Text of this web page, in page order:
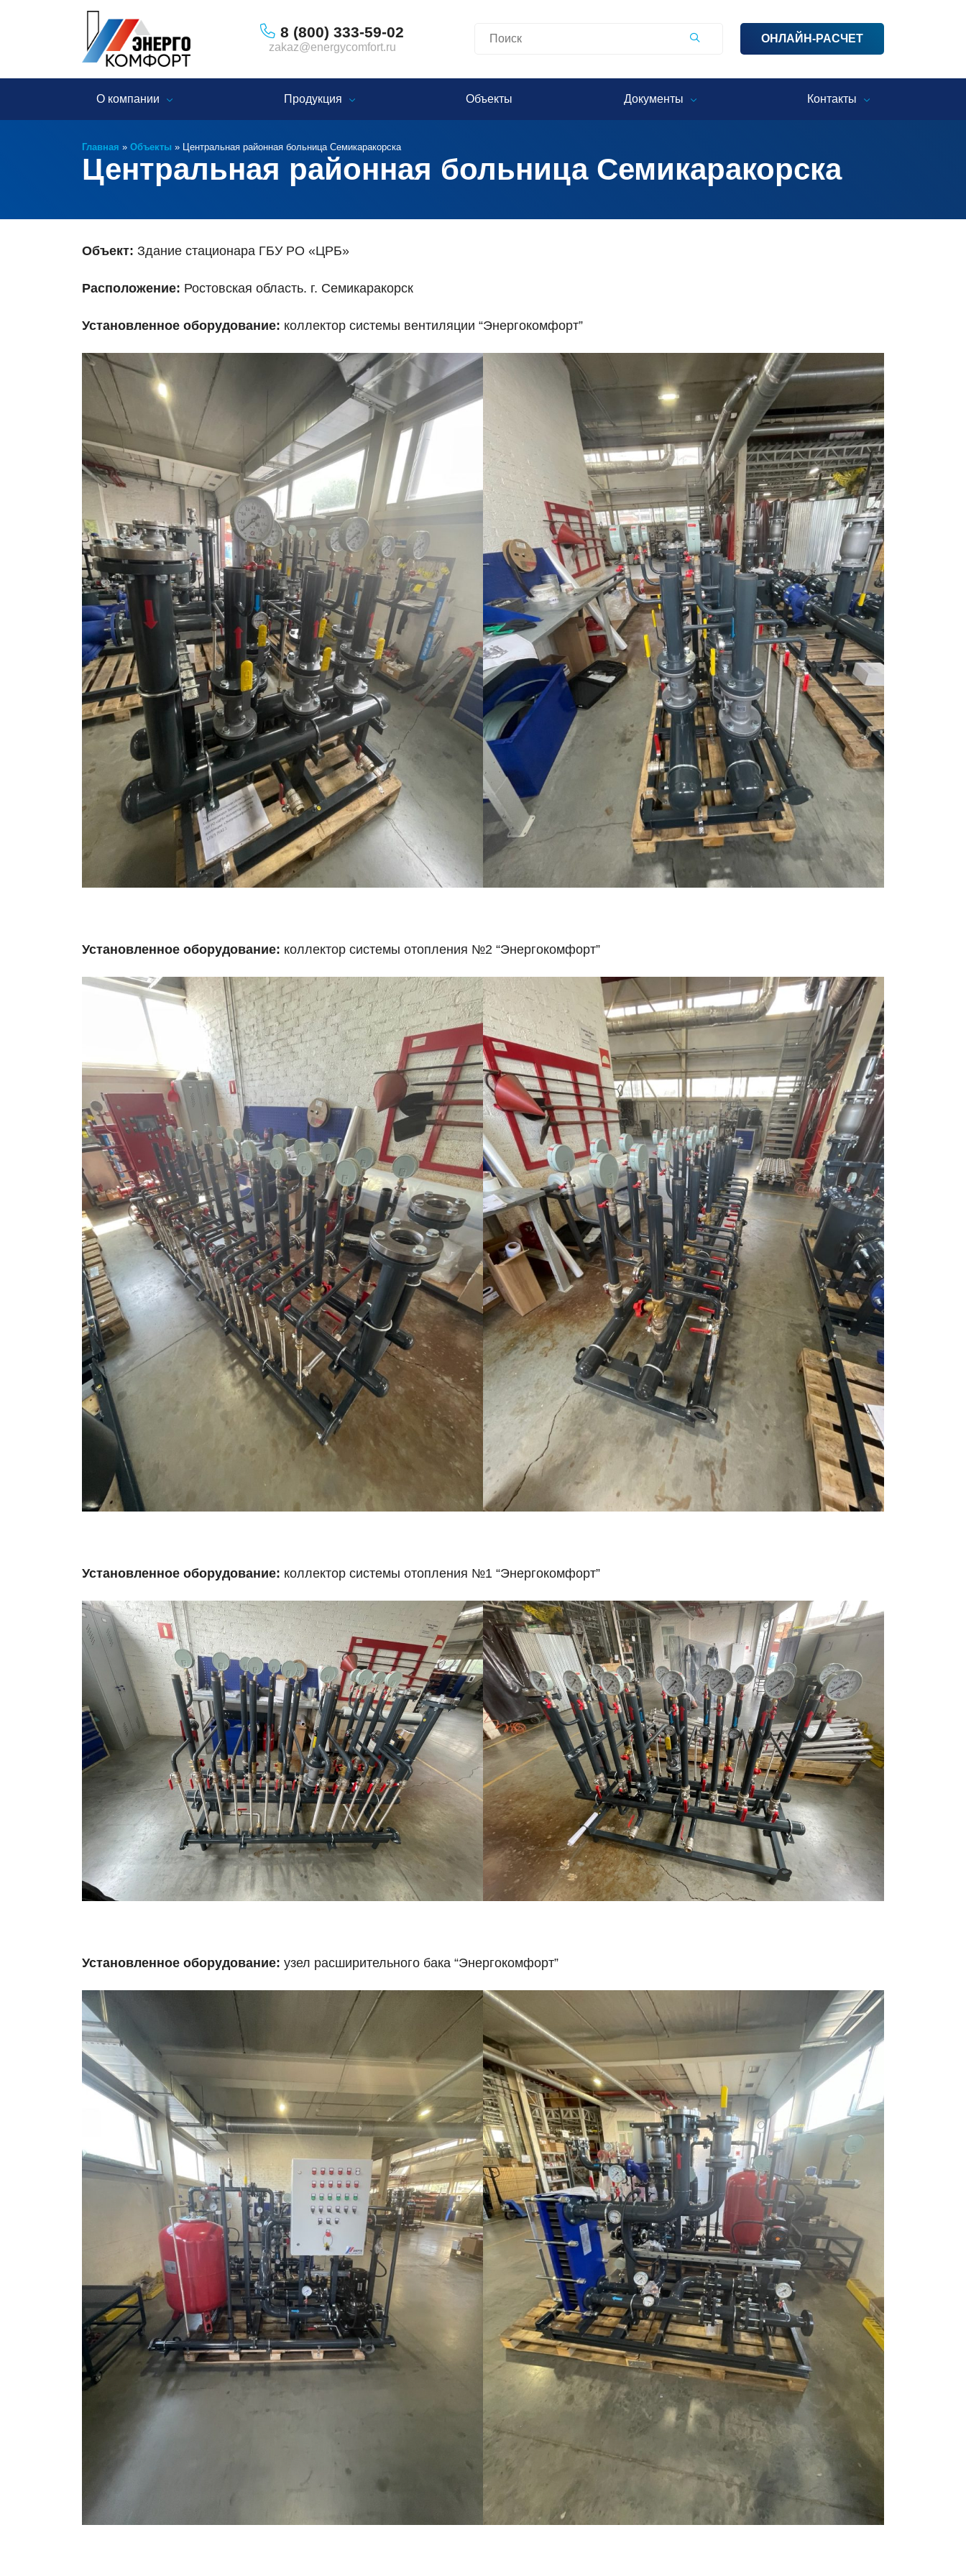
8 (800) 333-59-02
zakaz@energycomfort.ru
ОНЛАЙН-РАСЧЕТ
О компании Продукция Объекты Документы Контакты
Главная » Объекты » Центральная районная больница Семикаракорска
Центральная районная больница Семикаракорска
Объект: Здание стационара ГБУ РО «ЦРБ»
Расположение: Ростовская область. г. Семикаракорск
Установленное оборудование: коллектор системы вентиляции “Энергокомфорт”
Установленное оборудование: коллектор системы отопления №2 “Энергокомфорт”
Установленное оборудование: коллектор системы отопления №1 “Энергокомфорт”
Установленное оборудование: узел расширительного бака “Энергокомфорт”